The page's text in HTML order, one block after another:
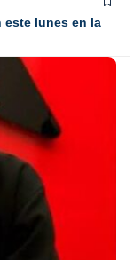
este lunes en la